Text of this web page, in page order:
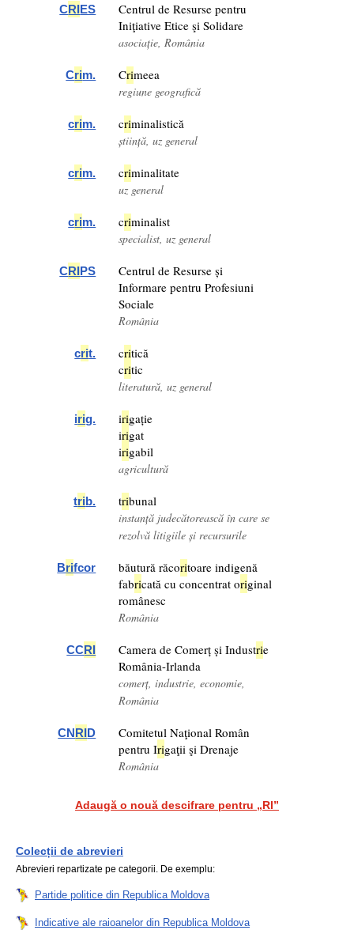
CRIES
Centrul de Resurse pentru
Iniţiative Etice şi Solidare
asociație, România
Crim. Crimeea
regiune geografică
crim. criminalistică
știință, uz general
crim. criminalitate
uz general
crim. criminalist
specialist, uz general
CRIPS
Centrul de Resurse și
Informare pentru Profesiuni
Sociale
România
crit. critică
critic
literatură, uz general
irig. irigație
irigat
irigabil
agricultură
trib. tribunal
instanță judecătorească în care se
rezolvă litigiile și recursurile
Brifcor băutură răcoritoare indigenă
fabricată cu concentrat original
românesc
România
CCRI Camera de Comerț și Industrie
România-Irlanda
comerț, industrie, economie,
România
CNRID
Comitetul Naţional Român
pentru Irigaţii şi Drenaje
România
Adaugă o nouă descifrare pentru „RI”
Colecții de abrevieri
Abrevieri repartizate pe categorii. De exemplu:
Partide politice din Republica Moldova
Indicative ale raioanelor din Republica Moldova